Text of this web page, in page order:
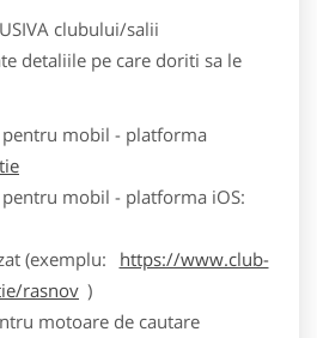
clubului/salii
detaliile pe care doriti sa le
mobil - platforma
mobil - platforma iOS:
(exemplu:
https://www.club-
rasnov )
motoare de cautare